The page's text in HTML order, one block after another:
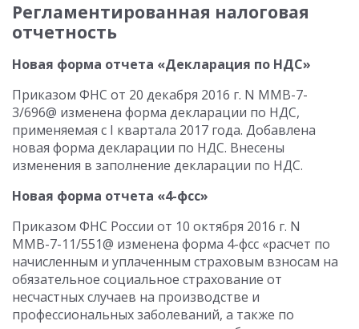
Регламентированная налоговая
отчетность
Новая форма отчета «Декларация по НДС»
Приказом ФНС от 20 декабря 2016 г. N ММВ-7-
3/696@ изменена форма декларации по НДС,
применяемая с I квартала 2017 года. Добавлена
новая форма декларации по НДС. Внесены
изменения в заполнение декларации по НДС.
Новая форма отчета «4-фсс»
Приказом ФНС России от 10 октября 2016 г. N
ММВ-7-11/551@ изменена форма 4-фсс «расчет по
начисленным и уплаченным страховым взносам на
обязательное социальное страхование от
несчастных случаев на производстве и
профессиональных заболеваний, а также по